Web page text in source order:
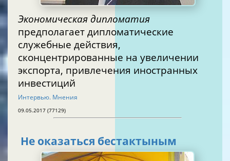
Экономическая дипломатия
предполагает дипломатические
служебные действия,
сконцентрированные на увеличении
экспорта, привлечения иностранных
инвестиций
Интервью. Мнения
09.05.2017 (77129)
Не оказаться бестактыным